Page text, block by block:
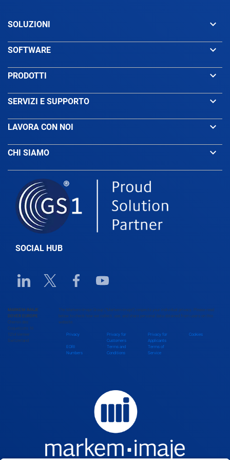
SOLUZIONI keyboard_arrow_down
SOFTWARE keyboard_arrow_down
PRODOTTI keyboard_arrow_down
SERVIZI E SUPPORTO keyboard_arrow_down
LAVORA CON NOI keyboard_arrow_down
CHI SIAMO keyboard_arrow_down
SOCIAL HUB
Linkedin URL link
Twitter URL linkFacebook URL link
Youtube URL link
MARKEM-IMAJE
DOVER EUROPE
Chemin des
Coquelicots 16
1214 Vernier
Switzerland
The Markem-Imaje Group (“Markem-Imaje”) respects your individual privacy. Please read
below to check how we collect, use, and share personal data obtained from users on this
website.
Privacy
Privacy for
Customers
Privacy for
Applicants
Cookies
EORI
Numbers
Terms and
Conditions
Terms of
Service